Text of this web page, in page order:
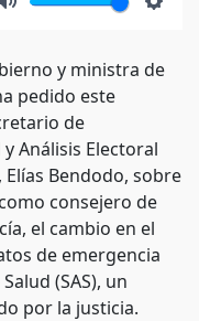
y ministra de
pedido este
de
Análisis Electoral
Bendodo, sobre
consejero de
el cambio en el
de emergencia
(SAS), un
por la justicia.